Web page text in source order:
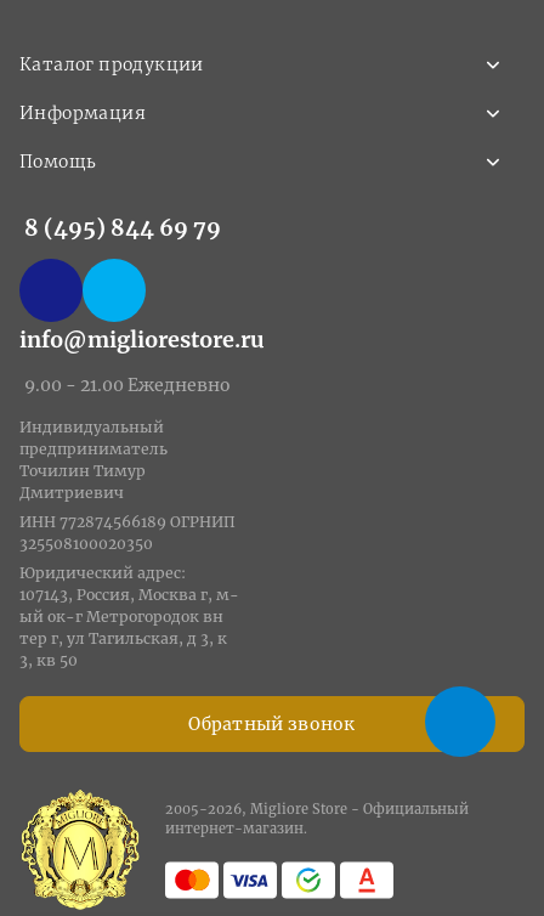
Каталог продукции
Информация
Помощь
8 (495) 844 69 79
info@migliorestore.ru
9.00 - 21.00 Ежедневно
Обратный звонок
Индивидуальный
предприниматель
Точилин Тимур
Дмитриевич
ИНН 772874566189 ОГРНИП
325508100020350
Юридический адрес:
107143, Россия, Москва г, м-
ый ок-г Метрогородок вн
тер г, ул Тагильская, д 3, к
3, кв 50
2005-2026, Migliore Store - Официальный
интернет-магазин.